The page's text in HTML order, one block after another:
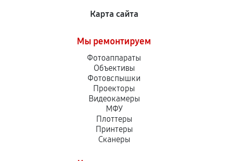
Карта сайта
Мы ремонтируем
Фотоаппараты
Объективы
Фотовспышки
Проекторы
Видеокамеры
МФУ
Плоттеры
Принтеры
Сканеры